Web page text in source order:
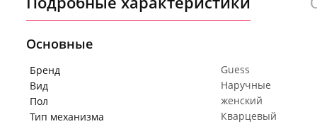
Основные
Бренд
Guess
Вид
Наручные
Пол
женский
Тип механизма
Кварцевый